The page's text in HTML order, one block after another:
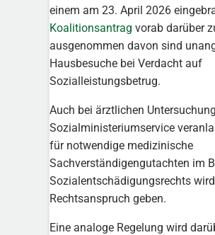
einem am 23. April 2026
Koalitionsantrag vorab darüber
ausgenommen davon sind
Hausbesuche bei Verdacht auf
Sozialleistungsbetrug.
Auch bei ärztlichen
Sozialministeriumservice
für notwendige medizinische
Sachverständigengutachten im
Sozialentschädigungsrechts
Rechtsanspruch geben.
Eine analoge Regelung wird